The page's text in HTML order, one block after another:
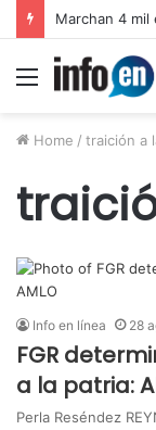
Menu
Home / traición a
Info en línea 28
FGR
a la patria:
Perla Reséndez